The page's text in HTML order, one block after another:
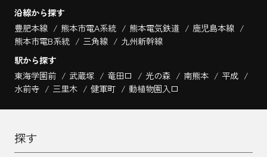
沿線から探す
豊肥本線
熊本市電A系統 熊本電気鉄道
鹿児島本線
熊本市電B系統
三角線
九州新幹線
駅から探す
東海学園前
武蔵塚 竜田口 光の森 南熊本
平成
水前寺
三里木 健軍町 動植物園入口
探す